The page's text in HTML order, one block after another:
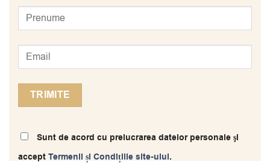
Sunt de acord cu prelucrarea datelor personale şi
acceptTermenii și Condițiile site-ului.